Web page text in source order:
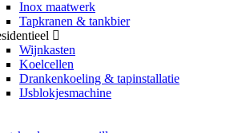
Inox maatwerk
Tapkranen & tankbier
Wijnkasten
Koelcellen
Drankenkoeling & tapinstallatie
IJsblokjesmachine